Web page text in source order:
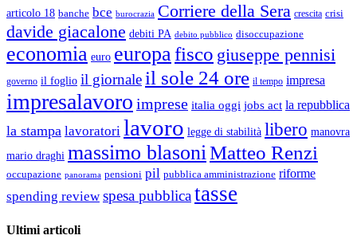
articolo 18 banche bce burocrazia Corriere della Sera crescita crisi
davide giacalone debiti PA debito pubblico disoccupazione
economia euro europafisco giuseppe pennisi
governo il foglio il giornale il sole 24 ore il tempo impresa
impresalavoro imprese italia oggi jobs act la repubblica
la stampa lavoratori lavoro legge di stabilità libero manovra
mario draghi massimo blasoniMatteo Renzi
occupazione panorama pensioni pil pubblica amministrazione riforme
spending review spesa pubblicatasse
Ultimi articoli